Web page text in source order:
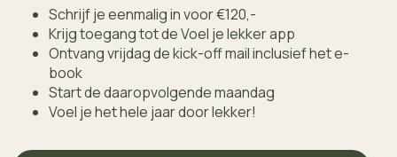
Schrijf je eenmalig in voor €120,-
Krijg toegang tot de Voel je lekker app
Ontvang vrijdag de kick-off mail inclusief het e-
book
Start de daaropvolgende maandag
Voel je het hele jaar door lekker!